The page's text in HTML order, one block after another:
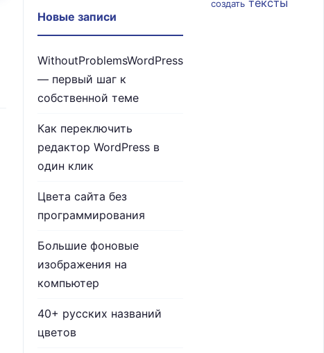
Новые записи
WithoutProblemsWordPress
— первый шаг к
собственной теме
Как переключить
редактор WordPress в
один клик
Цвета сайта без
программирования
Большие фоновые
изображения на
компьютер
40+ русских названий
цветов
создать тексты